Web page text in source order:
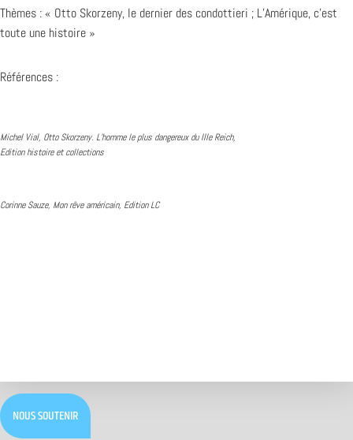
Thèmes : « Otto Skorzeny, le dernier des condottieri ; L’Amérique, c’est
toute une histoire »
Références :
Michel Vial, Otto Skorzeny. L’homme le plus dangereux du IIIe Reich,
Edition histoire et collections
Corinne Sauze, Mon rêve américain, Edition LC
NOUS SOUTENIR